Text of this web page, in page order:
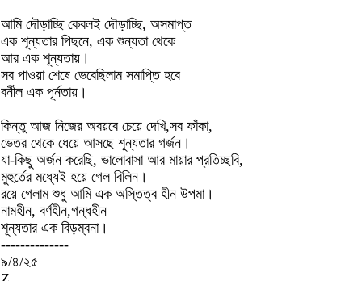
আমি দৌড়াচ্ছি কেবলই দৌড়াচ্ছি, অসমাপ্ত
এক শূন্যতার পিছনে, এক শুন্যতা থেকে
আর এক শূন্যতায়।
সব পাওয়া শেষে ভেবেছিলাম সমাপ্তি হবে
বর্নীল এক পূর্নতায়।
কিন্তু আজ নিজের অবয়বে চেয়ে দেখি,সব ফাঁকা,
ভেতর থেকে ধেয়ে আসছে শূন্যতার গর্জন।
যা-কিছু অর্জন করেছি, ভালোবাসা আর মায়ার প্রতিচ্ছবি,
মুহুর্তের মধ্যেই হয়ে গেল বিলিন।
রয়ে গেলাম শুধু আমি এক অস্তিত্ব হীন উপমা।
নামহীন, বর্ণহীন,গন্ধহীন
শূন্যতার এক বিড়ম্বনা।
--------------
৯/৪/২৫